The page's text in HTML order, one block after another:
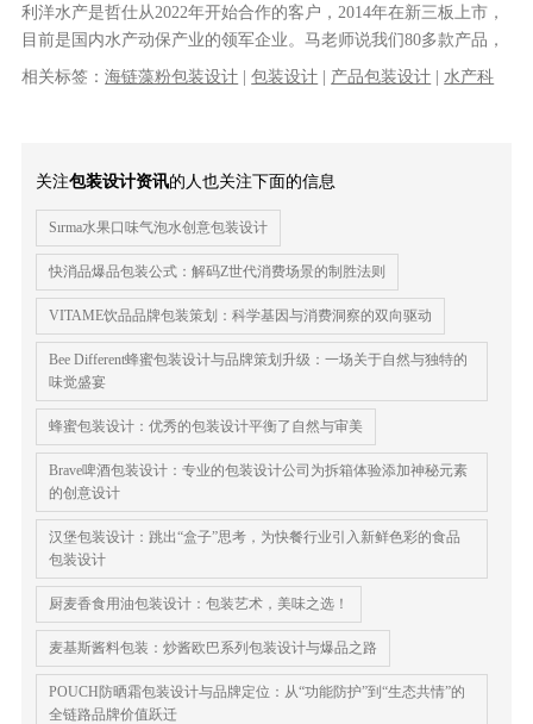
利洋水产是哲仕从2022年开始合作的客户，2014年在新三板上市，
目前是国内水产动保产业的领军企业。马老师说我们80多款产品，
目前表现最好的是这款【碧......
相关标签：海链藻粉包装设计 |包装设计 产品包装设计
水产科
关注包装设计资讯的人也关注下面的信息
Sırma水果口味气泡水创意包装设计
快消品爆品包装公式：解码Z世代消费场景的制胜法则
VITAME饮品品牌包装策划：科学基因与消费洞察的双向驱动
Bee Different蜂蜜包装设计与品牌策划升级：一场关于自然与独特的
味觉盛宴
蜂蜜包装设计：优秀的包装设计平衡了自然与审美
Brave啤酒包装设计：专业的包装设计公司为拆箱体验添加神秘元素
的创意设计
汉堡包装设计：跳出“盒子”思考，为快餐行业引入新鲜色彩的食品
包装设计
厨麦香食用油包装设计：包装艺术，美味之选！
麦基斯酱料包装：炒酱欧巴系列包装设计与爆品之路
POUCH防晒霜包装设计与品牌定位：从“功能防护”到“生态共情”的
全链路品牌价值跃迁